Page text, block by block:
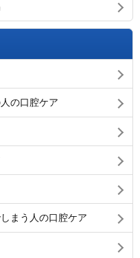
の口腔ケア
まう人の口腔ケア